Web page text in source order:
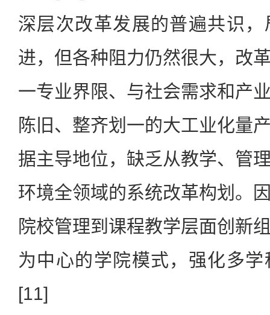
深层次改革发展的普遍共识
进，但各种阻力仍然很大，改
一专业界限、与社会需求和产
陈旧、整齐划一的大工业化量
据主导地位，缺乏从教学、管
环境全领域的系统改革构划。
院校管理到课程教学层面创新
为中心的学院模式，强化多
[11]